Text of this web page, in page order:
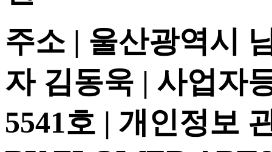
주소 | 울산광역시
자 김동욱 | 사업자
5541호 | 개인정보